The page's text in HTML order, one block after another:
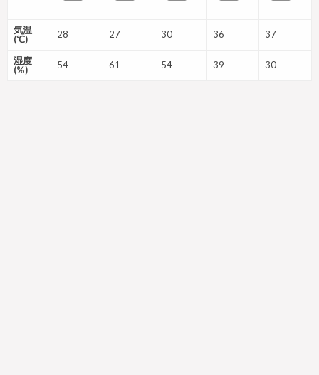
気温
(℃)
28 27 30 36 37
湿度
(%)
54 61 54 39 30